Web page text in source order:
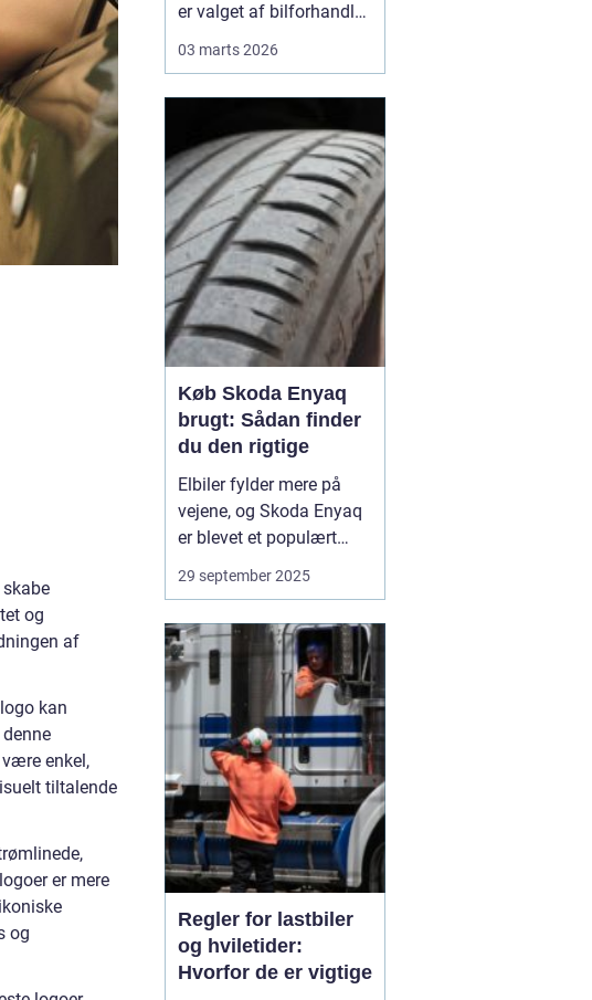
og
af
kan
enkel,
tiltalende
er mere
og
er valget af bilforhandler
passer til dine behov og
dit budget, og sørger for,
at du føler dig tryg før,...
03 marts 2026
Køb Skoda Enyaq
brugt: Sådan finder
du den rigtige
Elbiler fylder mere på
vejene, og Skoda Enyaq
er blevet et populært
valg. Den er rummelig,
kører langt på en
i hverdagen. Overvejer
du at skifte til el eller vil
du opgradere din
nuværend...
29 september 2025
Regler for lastbiler
og hviletider:
Hvorfor de er vigtige